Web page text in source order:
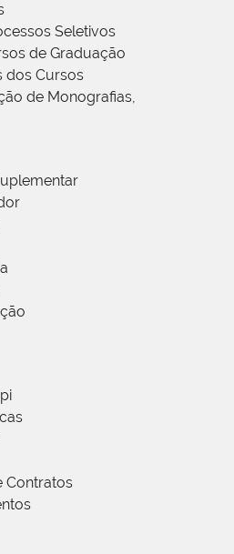
Seletivos
de Graduação
dos Cursos
de Monografias,
Contratos